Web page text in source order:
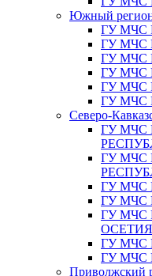
Южный
ГУ МЧС
ГУ МЧС
ГУ МЧС
ГУ МЧС
ГУ МЧС
ГУ МЧС
Северо-
ГУ МЧС
ГУ МЧС
ГУ МЧС
ГУ МЧС
ГУ МЧС
ГУ МЧС
ГУ МЧС
Приволжский